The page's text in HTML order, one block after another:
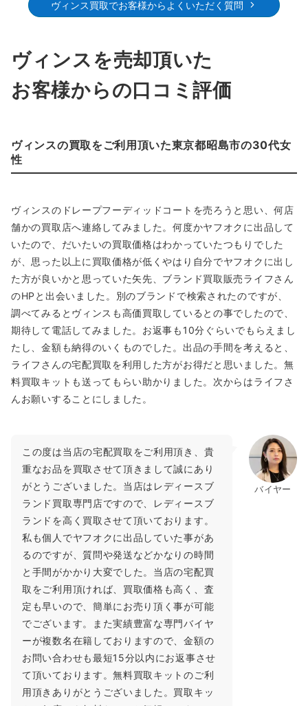
ヴィンス買取でお客様からよくいただく質問
ヴィンスを売却頂いた
お客様からの口コミ評価
ヴィンスの買取をご利用頂いた東京都昭島市の30代女
性
ヴィンスのドレープフーディッドコートを売ろうと思い、何店
舗かの買取店へ連絡してみました。何度かヤフオクに出品して
いたので、だいたいの買取価格はわかっていたつもりでした
が、思った以上に買取価格が低くやはり自分でヤフオクに出し
た方が良いかと思っていた矢先、ブランド買取販売ライフさん
のHPと出会いました。別のブランドで検索されたのですが、
調べてみるとヴィンスも高価買取しているとの事でしたので、
期待して電話してみました。お返事も10分ぐらいでもらえまし
たし、金額も納得のいくものでした。出品の手間を考えると、
ライフさんの宅配買取を利用した方がお得だと思いました。無
料買取キットも送ってもらい助かりました。次からはライフさ
んお願いすることにしました。
バイヤー
この度は当店の宅配買取をご利用頂き、貴
重なお品を買取させて頂きまして誠にあり
がとうございました。当店はレディースブ
ランド買取専門店ですので、レディースブ
ランドを高く買取させて頂いております。
私も個人でヤフオクに出品していた事があ
るのですが、質問や発送などかなりの時間
と手間がかかり大変でした。当店の宅配買
取をご利用頂ければ、買取価格も高く、査
定も早いので、簡単にお売り頂く事が可能
でございます。また実績豊富な専門バイヤ
ーが複数名在籍しておりますので、金額の
お問い合わせも最短15分以内にお返事させ
て頂いております。無料買取キットのご利
用頂きありがとうございました。買取キッ